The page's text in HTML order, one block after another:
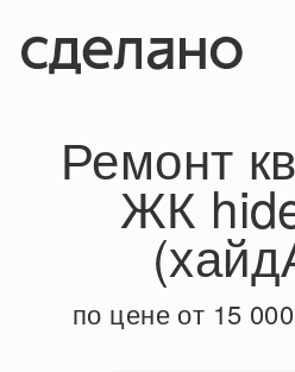
Ремонт
ЖК
по цене от 15